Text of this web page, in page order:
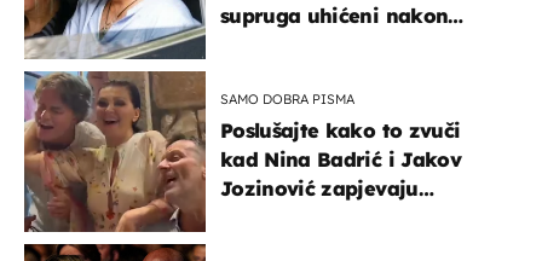
supruga uhićeni nakon
SAMO DOBRA PISMA
Poslušajte kako to zvuči
kad Nina Badrić i Jakov
Jozinović zapjevaju